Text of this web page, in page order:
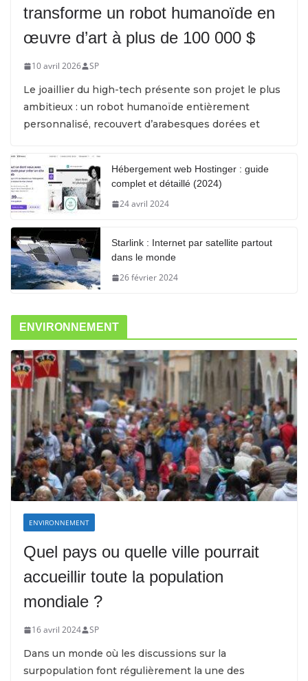
transforme un robot humanoïde en
œuvre d’art à plus de 100 000 $
10 avril 2026 SP
Le joaillier du high-tech présente son projet le plus
ambitieux : un robot humanoïde entièrement
personnalisé, recouvert d’arabesques dorées et
Hébergement web Hostinger : guide
complet et détaillé (2024)
24 avril 2024
Starlink : Internet par satellite partout
dans le monde
26 février 2024
ENVIRONNEMENT
ENVIRONNEMENT
Quel pays ou quelle ville pourrait
accueillir toute la population
mondiale ?
16 avril 2024 SP
Dans un monde où les discussions sur la
surpopulation font régulièrement la une des